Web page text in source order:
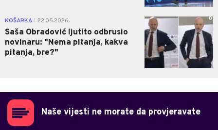
KOŠARKA 22.05.2026.
Saša Obradović ljutito odbrusio
novinaru: "Nema pitanja, kakva
pitanja, bre?"
0
Naše vijesti ne morate da provjeravate